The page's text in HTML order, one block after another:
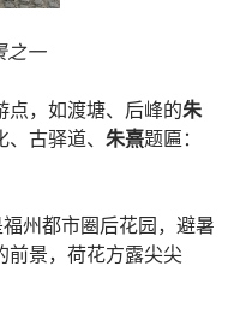
之一
点，如渡塘、后峰的朱
古驿道、 朱熹题匾：
州都市圈后花园，避暑
前景，荷花方露尖尖